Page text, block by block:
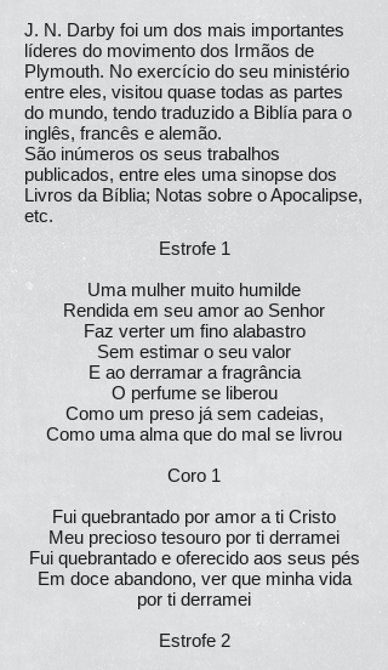
J. N. Darby foi um dos mais importantes
líderes do movimento dos Irmãos de
Plymouth. No exercício do seu ministério
entre eles, visitou quase todas as partes
do mundo, tendo traduzido a Biblía para o
inglês, francês e alemão.
São inúmeros os seus trabalhos
publicados, entre eles uma sinopse dos
Livros da Bíblia; Notas sobre o Apocalipse,
etc.
Estrofe 1
Uma mulher muito humilde
Rendida em seu amor ao Senhor
Faz verter um fino alabastro
Sem estimar o seu valor
E ao derramar a fragrância
O perfume se liberou
Como um preso já sem cadeias,
Como uma alma que do mal se livrou
Coro 1
Fui quebrantado por amor a ti Cristo
Meu precioso tesouro por ti derramei
Fui quebrantado e oferecido aos seus pés
Em doce abandono, ver que minha vida
por ti derramei
Estrofe 2